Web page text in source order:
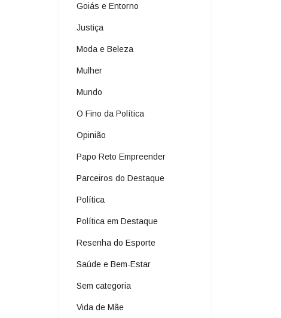
Goiás e Entorno
Justiça
Moda e Beleza
Mulher
Mundo
O Fino da Política
Opinião
Papo Reto Empreender
Parceiros do Destaque
Política
Política em Destaque
Resenha do Esporte
Saúde e Bem-Estar
Sem categoria
Vida de Mãe